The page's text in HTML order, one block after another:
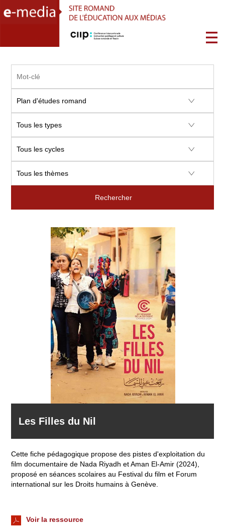
Rechercher
Les Filles du Nil
Cette fiche pédagogique propose des pistes d'exploitation du
film documentaire de Nada Riyadh et Aman El-Amir (2024),
proposé en séances scolaires au Festival du film et Forum
international sur les Droits humains à Genève.
Voir la ressource